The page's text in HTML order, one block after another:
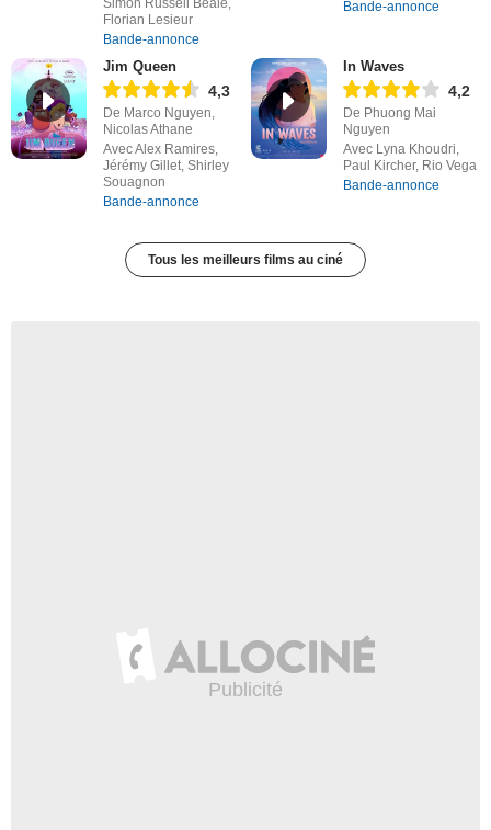
Simon Russell Beale,
Florian Lesieur
Bande-annonce
Bande-annonce
Jim Queen
4,3
De Marco Nguyen,
Nicolas Athane
Avec Alex Ramires,
Jérémy Gillet, Shirley
Souagnon
Bande-annonce
In Waves
4,2
De Phuong Mai
Nguyen
Avec Lyna Khoudri,
Paul Kircher, Rio Vega
Bande-annonce
Tous les meilleurs films au ciné